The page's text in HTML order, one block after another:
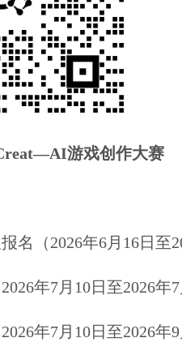
—AI游戏创作大赛
报名 （2026年6月 1 6日 至
2026年7月 10日至2026年7
2026年7月 10日至2026年9